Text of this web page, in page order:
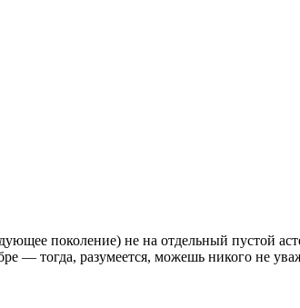
поколение) не на отдельный пустой
— тогда, разумеется, можешь никого не